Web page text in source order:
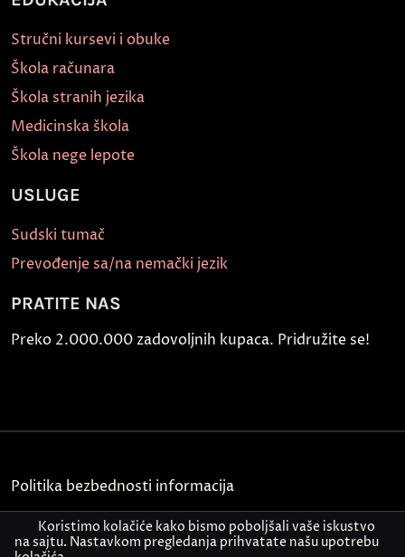
Stručni kursevi i obuke
Škola računara
Škola stranih jezika
Medicinska škola
Škola nege lepote
USLUGE
Sudski tumač
Prevođenje sa/na nemački jezik
PRATITE NAS
Preko 2.000.000 zadovoljnih kupaca. Pridružite se!
Politika bezbednosti informacija
Kontakt
Koristimo kolačiće kako bismo poboljšali vaše iskustvo
na sajtu. Nastavkom pregledanja prihvatate našu upotrebu